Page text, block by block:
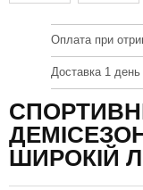
Оплата при
Доставка 1 день
ШИРОКІЙ